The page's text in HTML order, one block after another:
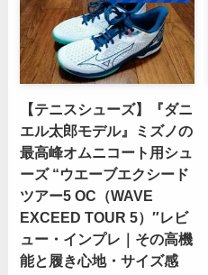
【テニスシューズ】『ダニ
エル太郎モデル』ミズノの
最高峰オムニコート用シュ
ーズ “ウエーブエクシード
ツアー5 OC（WAVE
EXCEED TOUR 5）″レビ
ュー・インプレ｜その高機
能と履き心地・サイズ感